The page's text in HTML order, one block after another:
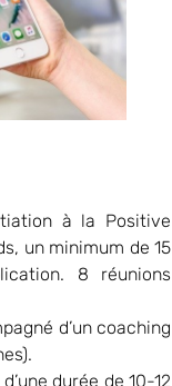
à la Positive
un minimum de 15
8 réunions
d’un coaching
durée de 10-12